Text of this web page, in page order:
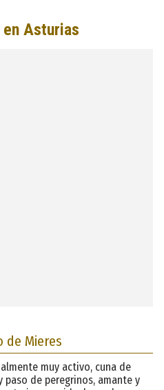
de Mieres
muy activo, cuna de
de peregrinos, amante y